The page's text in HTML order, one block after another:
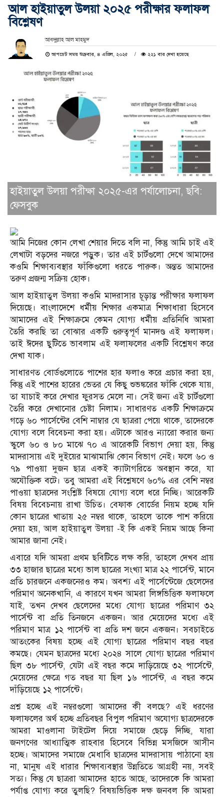
আল হাইয়াতুল উলয়া ২০২৫ পরীক্ষার ফলাফল
বিশ্লেষণ
আবদুল্লাহ আল মাহমুদ
আপডেট সময় শুক্রবার, ৪ এপ্রিল, ২০২৫ ২২১ বার দেখা হয়েছে
হাইয়াতুল উলয়া পরীক্ষা ২০২৫-এর পর্যালোচনা, ছবি:
ফেসবুক
আমি নিজের কোন লেখা শেয়ার দিতে বলি না, কিন্তু আমি চাই এই
লেখাটা বড়দের নজরে পড়ুক। তার এই চার্টগুলো দেখে আমাদের
কওমি শিক্ষাব্যবস্থার ফাঁকিগুলো ধরতে পারুক। অন্তত আমাদের
তরুণ প্রজন্ম সক্রিয় হোক।
আল হাইয়াতুল উলয়া কওমি মাদরাসার চূড়ান্ত পরীক্ষার ফলাফল
দিয়েছে। বাংলাদেশে ধর্মীয় শিক্ষার একমাত্র শিক্ষাধারা হিসেবে
আমাদের এই শিক্ষাক্রমে কেমন যোগ্য ধর্মীয় প্রতিনিধি আমরা
তৈরি করছি তা বোঝার একটি গুরুত্বপূর্ণ মানদণ্ড এই ফলাফল।
তাই ঈদের ছুটিতে ভাবলাম এই ফলাফলের একটি বিশ্লেষণ করে
দেখা যাক।
সাধারণত বোর্ডগুলোতে পাশের হার ফলাও করে প্রচার করা হয়,
কিন্তু এই পাশের হারের ভেতর যে কিছু শুভঙ্করের ফাঁকি থেকে যায়,
তা যাচাই করে দেখার ফুরসত মেলে না। সেই জন্য এই চার্টগুলো
তৈরি করে দেখানোর চেষ্টা নিলাম। সাধারণত একটি শিক্ষাক্রমে
গড়ে ৬০ পার্সেন্টের বেশি নাম্বার যে ছাত্ররা পেয়ে থাকে, তাদেরকে
যোগ্য বলে বিবেচনা করা হয়। এটাকে আরও ন্যারো করার জন্য
স্কুলে ৬০ ও ৮০ মাঝে ৭০ এ আরেকটি বিভাগ দেয়া হয়, কিন্তু
মাদরাসায় এই দুইয়ের মাঝামাঝি কোন বিভাগ নেই। ফলে ৬০ ও
৭৯ পাওয়া দুজন ছাত্র একই ক্যাটাগরিতে অবস্থান করে, যা
অযৌক্তিক বটে। তবু আমরা এই বিশ্লেষণে ৬০% এর বেশি নম্বর
পাওয়া ছাত্রদের সংশ্লিষ্ট বিষয়ে যোগ্য বলে ধরে নিচ্ছি। আরেকটি
বিষয় বিবেচনায় রাখা উচিত। বেফাক বোর্ডের নিয়ম হচ্ছে যদি
কোন ছাত্রের খাতায় ২৫ নম্বর থাকে, তাহলে তাকে পাশ করিয়ে
দেয়া হয়, আল হাইয়াতুল উলয়া -ই কি একই নিয়ম আছে কিনা
আমার জানা নেই।
এবারে যদি আমরা প্রথম ছবিটিতে লক্ষ করি, তাহলে দেখব প্রায়
৩৩ হাজার ছাত্রের মধ্যে ভাল ছাত্রের সংখ্যা মাত্র ২২ পার্সেন্ট, মানে
প্রতি চারজনে একজনেরও কম। অবশ্য এই পার্সেন্টেজে ছেলেদের
পরিমাণ অনেকখানি, এ কারণে যখন আমরা লিঙ্গভিত্তিক ফলাফলে
যাই, তখন দেখব ছেলেদের মধ্যে যোগ্য ছাত্রের পরিমাণ ৩২
পার্সেন্ট বা প্রতি তিনজনে একজন। আর মেয়েদের মধ্যে এই
পরিমাণ মাত্র ১২ পার্সেন্ট বা প্রতি দশ জনে একজন। সবচাইতে
আতংকের বিষয় হচ্ছে এই যোগ্য ছাত্রের পরিমাণ বছর বছর
কমছে। যেমন ছাত্রদের মধ্যে ২০২৪ সালে যোগ্য ছাত্রের পরিমাণ
ছিল ৩৮ পার্সেন্ট, যেটা এই বছর কমে দাড়িয়েছে ৩২ পার্সেন্টে,
মেয়েদের ক্ষেত্রে গত বছর যা ছিল ১৬ পার্সেন্ট, এ বছর কমে
দাঁড়িয়েছে ১২ পার্সেন্টে।
প্রশ্ন হচ্ছে এই নম্বরগুলো আমাদের কী বলছে? এই ধরণের
ফলাফলের অর্থ হচ্ছে প্রতিবছর বিপুল পরিমাণ অযোগ্য ছাত্রদেরকে
আমরা মাওলানা টাইটেল দিয়ে সমাজে ছেড়ে দিচ্ছি, যারা
জনগণের আধ্যাত্মিক রাহবার হিসেবে বিভিন্ন মসজিদে আসীন
হচ্ছে। আমাদের সমাজে মেধাবি ছাত্রদের মাদরাসায় পাঠানো হয়
না, মানুষ এই ধারার শিক্ষাব্যবস্থার উন্নতিতে আগ্রহী নয়, সবই
সত্য। কিন্তু যে ছাত্ররা আমাদের হাতে আছে, তাদেরকে কি আমরা
পর্যাপ্ত যোগ্য করে তুলছি? বিষয়ভিত্তিক দক্ষ জনবল কি আমরা